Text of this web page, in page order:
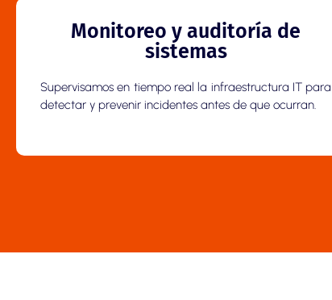
Monitoreo y auditoría de
sistemas
Supervisamos en tiempo real la infraestructura IT para
detectar y prevenir incidentes antes de que ocurran.